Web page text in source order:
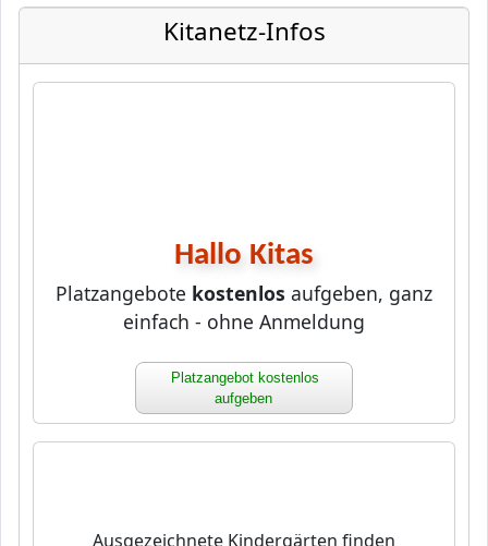
Kitanetz-Infos
Hallo Kitas
Platzangebote kostenlos aufgeben, ganz
einfach - ohne Anmeldung
Platzangebot kostenlos
aufgeben
Ausgezeichnete Kindergärten finden